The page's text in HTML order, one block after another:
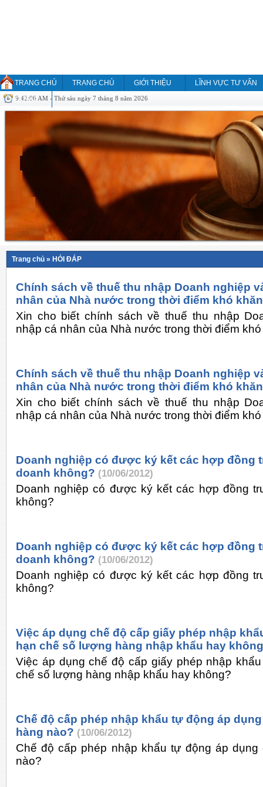
TRANG CHỦ TRANG CHỦ GIỚI THIỆU
LĨNH VỰC TƯ VẤN
HỎI ĐÁP
9:42:06 AM - Thứ sáu ngày 7 tháng 8 năm 2026
Trang chủ » HỎI ĐÁP
Chính sách về thuế thu nhập Doanh nghiệp
nhân của Nhà nước trong thời điểm khó
Xin cho biết chính sách về thuế thu nhập
nhập cá nhân của Nhà nước trong thời điểm
Chính sách về thuế thu nhập Doanh nghiệp
nhân của Nhà nước trong thời điểm khó
Xin cho biết chính sách về thuế thu nhập
nhập cá nhân của Nhà nước trong thời điểm
Doanh nghiệp có được ký kết các hợp đồng
doanh không? (10/06/2012)
Doanh nghiệp có được ký kết các hợp đồng
không?
Doanh nghiệp có được ký kết các hợp đồng
doanh không? (10/06/2012)
Doanh nghiệp có được ký kết các hợp đồng
không?
Việc áp dụng chế độ cấp giấy phép nhập
hạn chế số lượng hàng nhập khẩu hay
Việc áp dụng chế độ cấp giấy phép nhập
chế số lượng hàng nhập khẩu hay không?
Chế độ cấp phép nhập khẩu tự động áp
hàng nào? (10/06/2012)
Chế độ cấp phép nhập khẩu tự động áp
nào?